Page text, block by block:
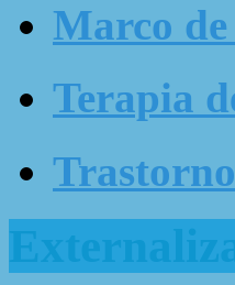
Marco
Terapia